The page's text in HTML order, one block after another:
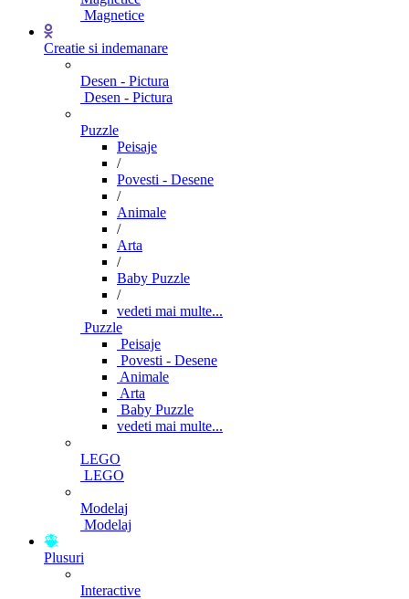
Magnetice
Creatie si indemanare
Desen - Pictura
Desen - Pictura
Puzzle
Peisaje
/
Povesti - Desene
/
Animale
/
Arta
/
Baby Puzzle
/
vedeti mai multe...
Puzzle
Peisaje
Povesti - Desene
Animale
Arta
Baby Puzzle
vedeti mai multe...
LEGO
LEGO
Modelaj
Modelaj
Plusuri
Interactive